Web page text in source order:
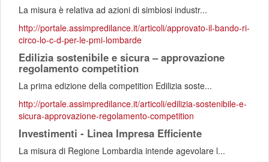
La misura è relativa ad azioni di simbiosi industr...
http://portale.assimpredilance.it/articoli/approvato-il-bando-ri-
circo-lo-c-d-per-le-pmi-lombarde
Edilizia sostenibile e sicura – approvazione
regolamento competition
La prima edizione della competition Edilizia soste...
http://portale.assimpredilance.it/articoli/edilizia-sostenibile-e-
sicura-approvazione-regolamento-competition
Investimenti - Linea Impresa Efficiente
La misura di Regione Lombardia intende agevolare l...